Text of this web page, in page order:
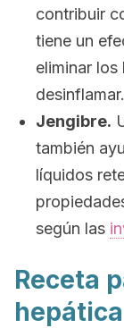
contribuir
tiene un
eliminar
desinflamar.
Jengibre.
también
líquidos
según las
Receta